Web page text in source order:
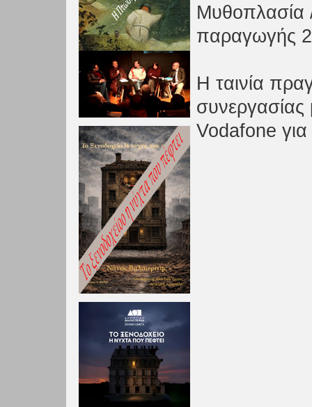
παραγωγής
Η ταινία
συνεργασίας
Vodafone